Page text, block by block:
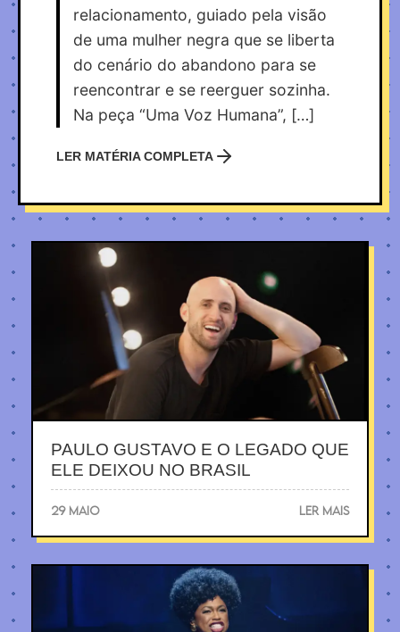
relacionamento, guiado pela visão
de uma mulher negra que se liberta
do cenário do abandono para se
reencontrar e se reerguer sozinha.
Na peça “Uma Voz Humana”, […]
LER MATÉRIA COMPLETA
PAULO GUSTAVO E O LEGADO QUE
ELE DEIXOU NO BRASIL
29 MAIO LER MAIS